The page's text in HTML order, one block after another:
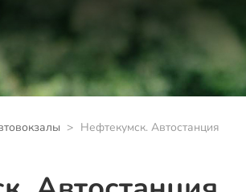
Нефтекумск. Автостанция